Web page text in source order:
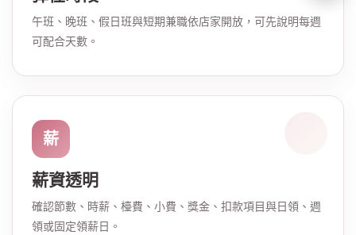
午班、晚班、假日班與短期兼職依店家開放，可先說明每週
可配合天數。
薪
薪資透明
確認節數、時薪、檯費、小費、獎金、扣款項目與日領、週
領或固定領薪日。